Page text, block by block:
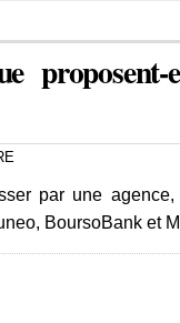
proposent-
par une
BoursoBank et